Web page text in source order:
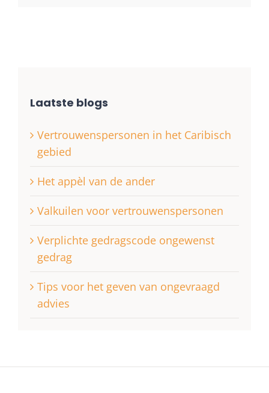
Laatste blogs
Vertrouwenspersonen in het Caribisch
gebied
Het appèl van de ander
Valkuilen voor vertrouwenspersonen
Verplichte gedragscode ongewenst
gedrag
Tips voor het geven van ongevraagd
advies